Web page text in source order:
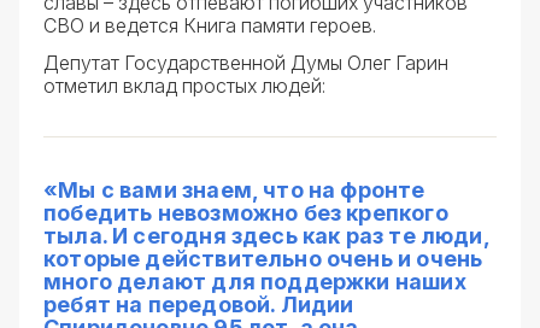
СВО и ведется Книга памяти героев.
Депутат Государственной Думы Олег Гарин
отметил вклад простых людей:
«Мы с вами знаем, что на фронте
победить невозможно без крепкого
тыла. И сегодня здесь как раз те люди,
которые действительно очень и очень
много делают для поддержки наших
ребят на передовой. Лидии